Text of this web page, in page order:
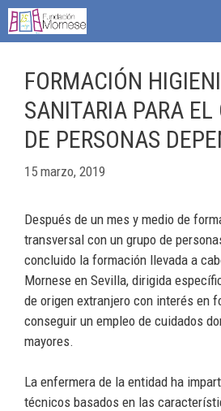
FORMACIÓN
SANITARIA PARA EL
DE PERSONAS
15 marzo, 2019
Después de un mes y medio de
transversal con un grupo de
concluido la formación llevada a
Mornese en Sevilla, dirigida
de origen extranjero con interés en
conseguir un empleo de cuidados
mayores.
La enfermera de la entidad ha
técnicos basados en las